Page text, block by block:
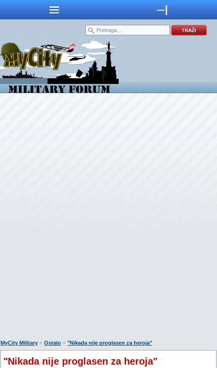
MyCity Military » Ostalo » "Nikada nije proglasen za heroja"
"Nikada nije proglasen za heroja"